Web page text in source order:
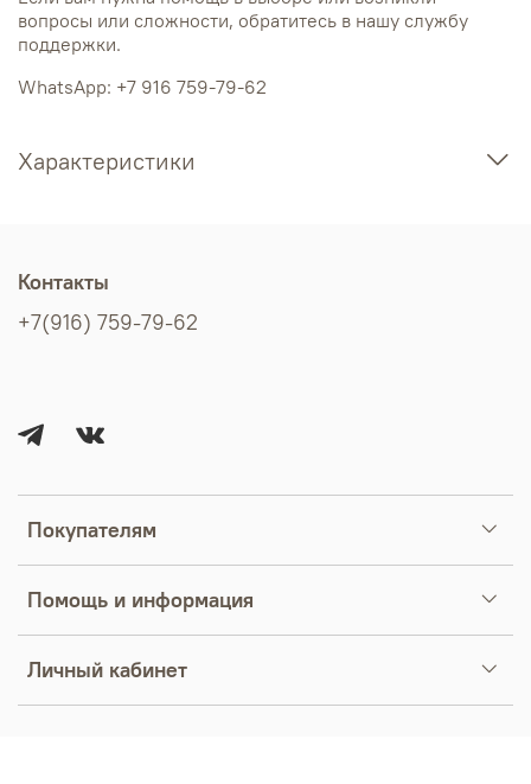
вопросы или сложности, обратитесь в нашу службу
поддержки.
WhatsApp: +7 916 759-79-62
Характеристики
Покупателям
Помощь и информация
Личный кабинет
Контакты
+7(916) 759-79-62